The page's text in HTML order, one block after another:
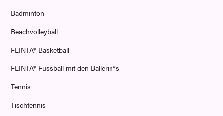
Badminton
Beachvolleyball
FLINTA* Basketball
FLINTA* Fussball mit den Ballerin*s
Tennis
Tischtennis